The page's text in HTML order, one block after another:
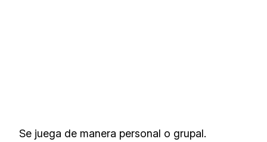
Se juega de manera personal o grupal.